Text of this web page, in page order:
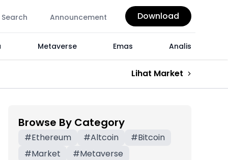
Search Announcement Download
Metaverse Emas Analis
Lihat Market
Browse By Category
#Ethereum #Altcoin #Bitcoin
#Market #Metaverse